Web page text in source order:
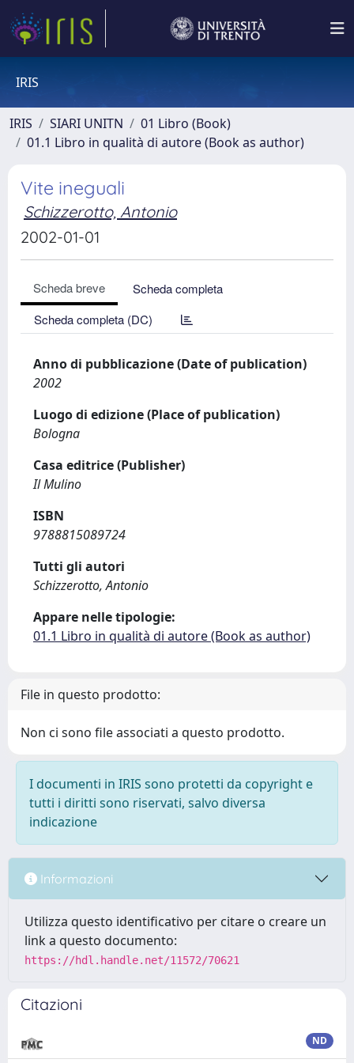
IRIS
IRIS SIARI UNITN
01 Libro (Book)
01.1 Libro in qualità di autore (Book as author)
Vite ineguali
Schizzerotto, Antonio
2002-01-01
Scheda breve
Scheda completa
Scheda completa (DC)
Anno di pubblicazione (Date of publication)
2002
Luogo di edizione (Place of publication)
Bologna
Casa editrice (Publisher)
Il Mulino
ISBN
9788815089724
Tutti gli autori
Schizzerotto, Antonio
Appare nelle tipologie:
01.1 Libro in qualità di autore (Book as author)
File in questo prodotto:
Non ci sono file associati a questo prodotto.
I documenti in IRIS sono protetti da copyright e
tutti i diritti sono riservati, salvo diversa
indicazione
Informazioni
Utilizza questo identificativo per citare o creare un
link a questo documento:
https://hdl.handle.net/11572/70621
Citazioni
ND